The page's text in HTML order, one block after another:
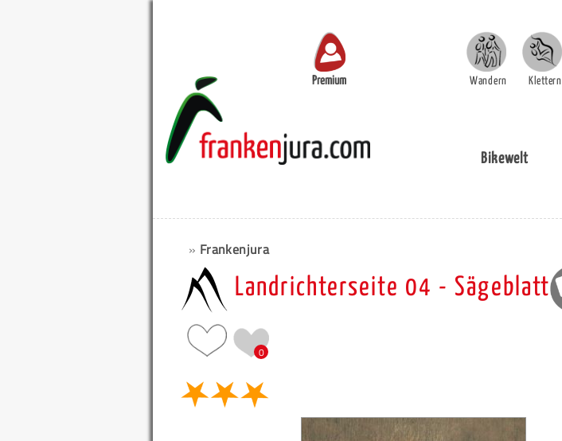
Premium Wandern Klettern
Bikewelt
» Frankenjura
Landrichterseite 04 - Sägeblatt
0